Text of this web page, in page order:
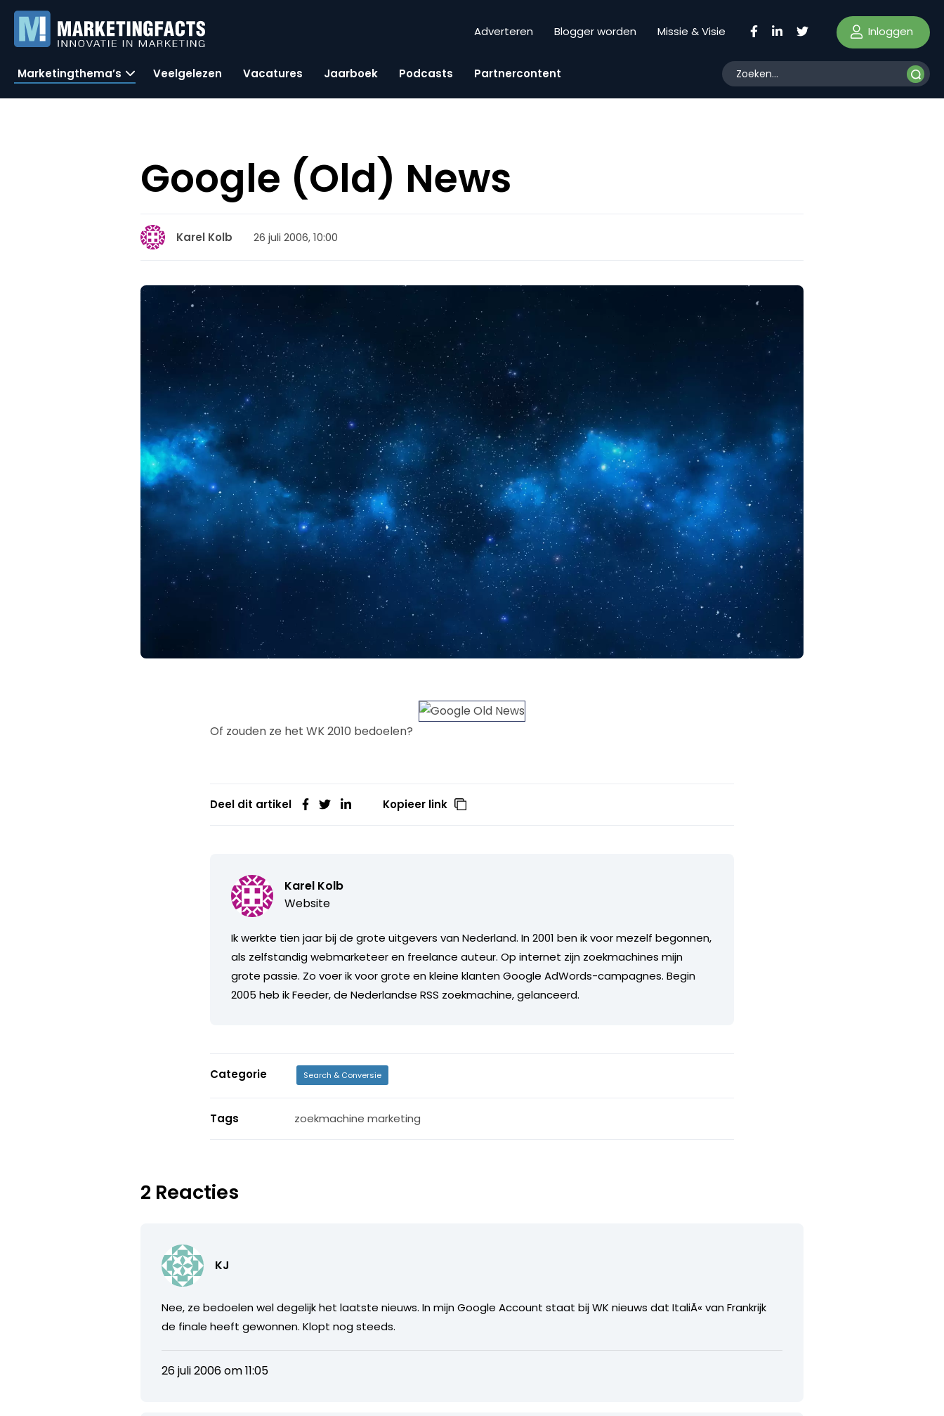
Adverteren Blogger worden Missie & Visie Inloggen
Marketingthema’s Veelgelezen Vacatures Jaarboek Podcasts Partnercontent
Google (Old) News
Karel Kolb 26 juli 2006, 10:00
Of zouden ze het WK 2010 bedoelen?
Deel dit artikel Kopieer link
Karel Kolb
Website
Ik werkte tien jaar bij de grote uitgevers van Nederland. In 2001 ben ik voor mezelf begonnen,
als zelfstandig webmarketeer en freelance auteur. Op internet zijn zoekmachines mijn
grote passie. Zo voer ik voor grote en kleine klanten Google AdWords-campagnes. Begin
2005 heb ik Feeder, de Nederlandse RSS zoekmachine, gelanceerd.
Categorie Search & Conversie
Tags zoekmachine marketing
2 Reacties
KJ
Nee, ze bedoelen wel degelijk het laatste nieuws. In mijn Google Account staat bij WK nieuws dat ItaliÃ« van Frankrijk
de finale heeft gewonnen. Klopt nog steeds.
26 juli 2006 om 11:05